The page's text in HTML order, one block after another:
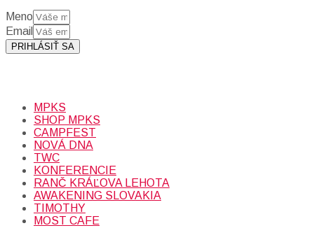
Meno
Email
PRIHLÁSIŤ SA
MPKS
SHOP MPKS
CAMPFEST
NOVÁ DNA
TWC
KONFERENCIE
RANČ KRÁĽOVA LEHOTA
AWAKENING SLOVAKIA
TIMOTHY
MOST CAFE